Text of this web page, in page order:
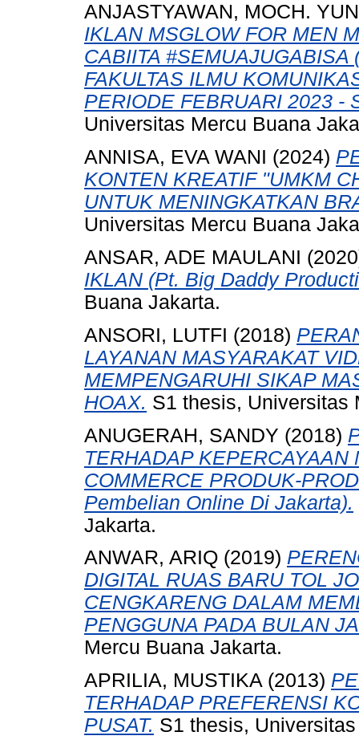
ANJASTYAWAN, MOCH.
IKLAN MSGLOW FOR MEN
CABIITA
FAKULTAS ILMU
PERIODE FEBRUARI 2023 -
Universitas Mercu Buana
ANNISA, EVA WANI (2024)
KONTEN KREATIF "UMKM
UNTUK MENINGKATKAN
Universitas Mercu Buana
ANSAR, ADE MAULANI
IKLAN (Pt. Big Daddy
Buana Jakarta.
ANSORI, LUTFI (2018)
LAYANAN MASYARAKAT
MEMPENGARUHI SIKAP
HOAX. S1 thesis, Universitas
ANUGERAH, SANDY (2018)
TERHADAP
COMMERCE PRODUK-
Pembelian Online Di Jakarta).
Jakarta.
ANWAR, ARIQ (2019)
DIGITAL RUAS BARU TOL
CENGKARENG DALAM
PENGGUNA PADA BULAN
Mercu Buana Jakarta.
APRILIA, MUSTIKA (2013)
TERHADAP PREFERENSI
PUSAT. S1 thesis,